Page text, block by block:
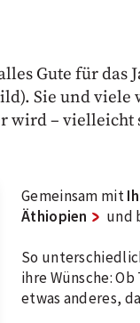
Gute für das
Sie und
wird – vielleicht
Gemeinsam mit
Äthiopien
und
So
ihre Wünsche:
etwas anderes,